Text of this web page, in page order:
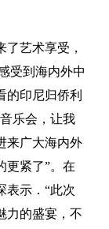
艺术享受，
受到海内外中
的印尼归侨利
乐会，让我
来广大海内外
更紧了”。在
表示．“此次
力的盛宴，不